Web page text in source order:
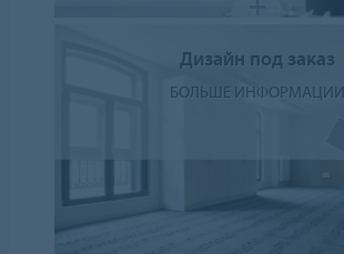
Дизайн под заказ
БОЛЬШЕ ИНФОРМАЦИИ